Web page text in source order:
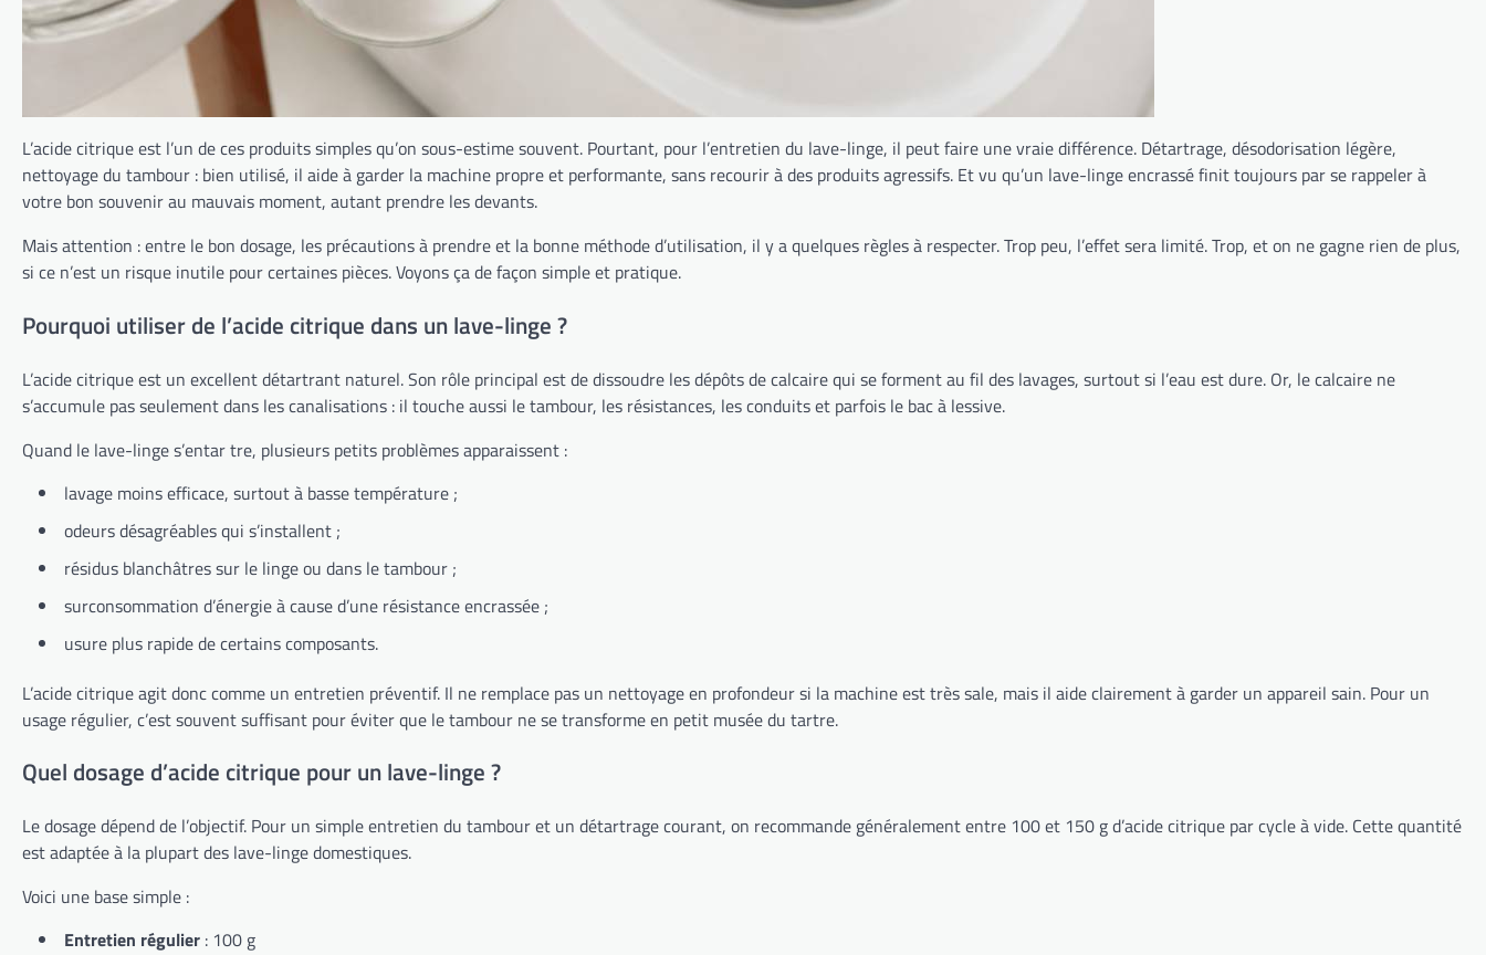
L’acide citrique est l’un de ces produits simples qu’on sous-estime souvent. Pourtant, pour l’entretien du lave-linge, il peut faire une vraie différence. Détartrage, désodorisation légère,
nettoyage du tambour : bien utilisé, il aide à garder la machine propre et performante, sans recourir à des produits agressifs. Et vu qu’un lave-linge encrassé finit toujours par se rappeler à
votre bon souvenir au mauvais moment, autant prendre les devants.
Mais attention : entre le bon dosage, les précautions à prendre et la bonne méthode d’utilisation, il y a quelques règles à respecter. Trop peu, l’effet sera limité. Trop, et on ne gagne rien de plus,
si ce n’est un risque inutile pour certaines pièces. Voyons ça de façon simple et pratique.
Pourquoi utiliser de l’acide citrique dans un lave-linge ?
L’acide citrique est un excellent détartrant naturel. Son rôle principal est de dissoudre les dépôts de calcaire qui se forment au fil des lavages, surtout si l’eau est dure. Or, le calcaire ne
s’accumule pas seulement dans les canalisations : il touche aussi le tambour, les résistances, les conduits et parfois le bac à lessive.
Quand le lave-linge s’entar tre, plusieurs petits problèmes apparaissent :
lavage moins efficace, surtout à basse température ;
odeurs désagréables qui s’installent ;
résidus blanchâtres sur le linge ou dans le tambour ;
surconsommation d’énergie à cause d’une résistance encrassée ;
usure plus rapide de certains composants.
L’acide citrique agit donc comme un entretien préventif. Il ne remplace pas un nettoyage en profondeur si la machine est très sale, mais il aide clairement à garder un appareil sain. Pour un
usage régulier, c’est souvent suffisant pour éviter que le tambour ne se transforme en petit musée du tartre.
Quel dosage d’acide citrique pour un lave-linge ?
Le dosage dépend de l’objectif. Pour un simple entretien du tambour et un détartrage courant, on recommande généralement entre 100 et 150 g d’acide citrique par cycle à vide. Cette quantité
est adaptée à la plupart des lave-linge domestiques.
Voici une base simple :
Entretien régulier : 100 g